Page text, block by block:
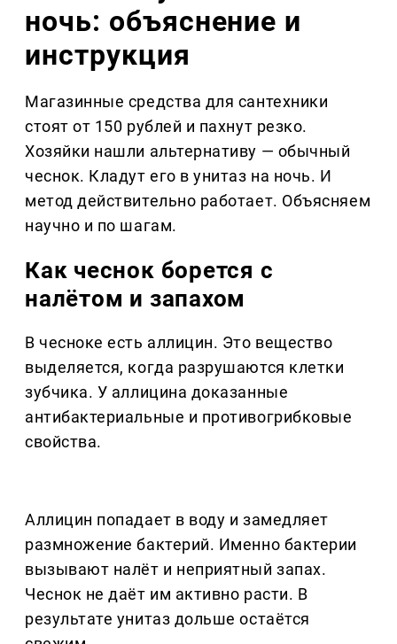
ночь: объяснение и
инструкция
Магазинные средства для сантехники
стоят от 150 рублей и пахнут резко.
Хозяйки нашли альтернативу — обычный
чеснок. Кладут его в унитаз на ночь. И
метод действительно работает. Объясняем
научно и по шагам.
Как чеснок борется с
налётом и запахом
В чесноке есть аллицин. Это вещество
выделяется, когда разрушаются клетки
зубчика. У аллицина доказанные
антибактериальные и противогрибковые
свойства.
Аллицин попадает в воду и замедляет
размножение бактерий. Именно бактерии
вызывают налёт и неприятный запах.
Чеснок не даёт им активно расти. В
результате унитаз дольше остаётся